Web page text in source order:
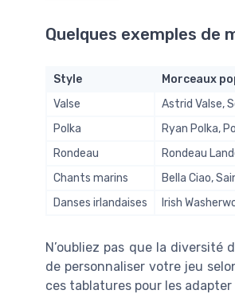
Quelques exemples de
Style
Morceaux
Valse
Astrid Valse,
Polka
Ryan Polka,
Rondeau
Rondeau
Chants marins
Bella Ciao,
Danses irlandaises
Irish
N’oubliez pas que la diversité
de personnaliser votre jeu
ces tablatures pour les